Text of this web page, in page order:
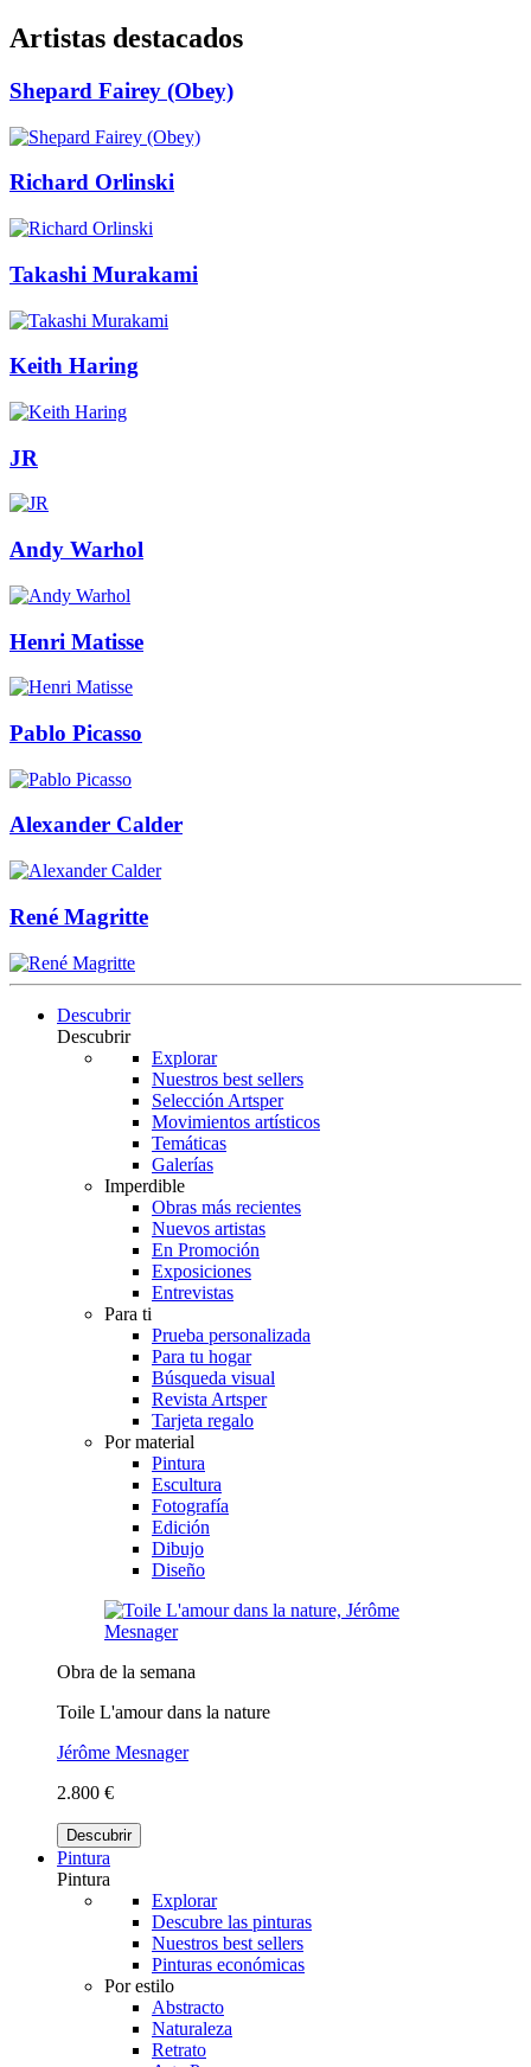
Artistas destacados
Shepard Fairey (Obey)
Richard Orlinski
Takashi Murakami
Keith Haring
JR
Andy Warhol
Henri Matisse
Pablo Picasso
Alexander Calder
René Magritte
Descubrir
Descubrir
Explorar
Nuestros best sellers
Selección Artsper
Movimientos artísticos
Temáticas
Galerías
Imperdible
Obras más recientes
Nuevos artistas
En Promoción
Exposiciones
Entrevistas
Para ti
Prueba personalizada
Para tu hogar
Búsqueda visual
Revista Artsper
Tarjeta regalo
Por material
Pintura
Escultura
Fotografía
Edición
Dibujo
Diseño
Obra de la semana
Toile L'amour dans la nature
Jérôme Mesnager
2.800 €
Descubrir
Pintura
Pintura
Explorar
Descubre las pinturas
Nuestros best sellers
Pinturas económicas
Por estilo
Abstracto
Naturaleza
Retrato